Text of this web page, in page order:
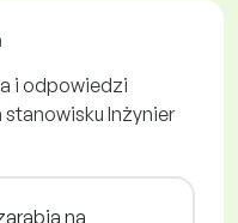
i odpowiedzi
Inżynier
na